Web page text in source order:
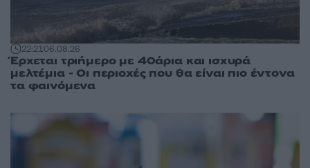
22:2106.08.26
Έρχεται τριήμερο με 40άρια και ισχυρά
μελτέμια - Οι περιοχές που θα είναι πιο έντονα
τα φαινόμενα